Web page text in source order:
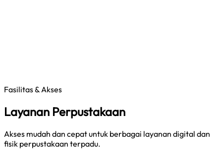
Fasilitas & Akses
Layanan Perpustakaan
Akses mudah dan cepat untuk berbagai layanan digital dan
fisik perpustakaan terpadu.